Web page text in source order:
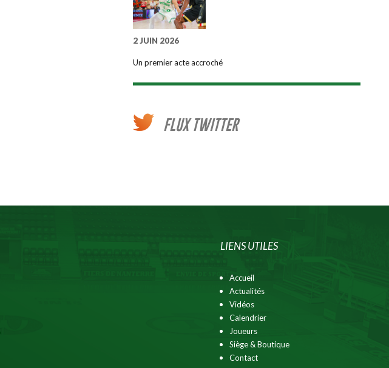
2 JUIN 2026
Un premier acte accroché
FLUX TWITTER
LIENS UTILES
Accueil
Actualités
Vidéos
Calendrier
Joueurs
Siège & Boutique
Contact